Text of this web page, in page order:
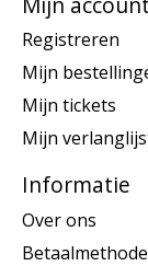
Registreren
Mijn
Mijn tickets
Mijn
Informatie
Over ons